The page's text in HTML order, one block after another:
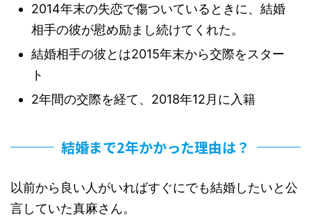
2014年末の失恋で傷ついているときに、結婚
相手の彼が慰め励まし続けてくれた。
結婚相手の彼とは2015年末から交際をスター
ト
2年間の交際を経て、2018年12月に入籍
結婚まで2年かかった理由は？
以前から良い人がいればすぐにでも結婚したいと公
言していた真麻さん。